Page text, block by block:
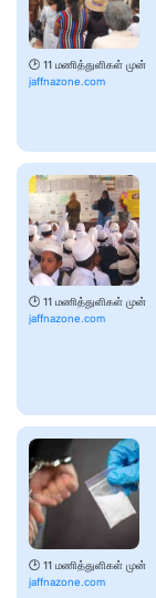
🕑 11 மணித்துளிகள் முன்
jaffnazone.com
🕑 11 மணித்துளிகள் முன்
jaffnazone.com
🕑 11 மணித்துளிகள் முன்
jaffnazone.com